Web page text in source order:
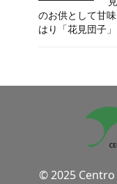
のお供として甘
はり「花見団子
© 2025